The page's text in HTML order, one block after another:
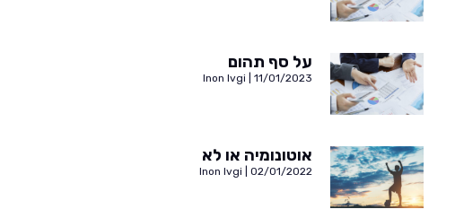
על סף תהום
Inon Ivgi 11/01/2023
אוטונומיה או לא
Inon Ivgi 02/01/2022